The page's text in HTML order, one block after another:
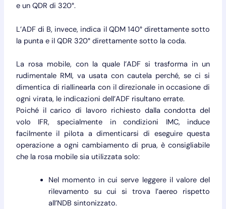
e un QDR di 320°.
L’ADF di B, invece, indica il QDM 140° direttamente sotto
la punta e il QDR 320° direttamente sotto la coda.
La rosa mobile, con la quale l’ADF si trasforma in un
rudimentale RMI, va usata con cautela perché, se ci si
dimentica di riallinearla con il direzionale in occasione di
ogni virata, le indicazioni dell’ADF risultano errate.
Poiché il carico di lavoro richiesto dalla condotta del
volo IFR, specialmente in condizioni IMC, induce
facilmente il pilota a dimenticarsi di eseguire questa
operazione a ogni cambiamento di prua, è consigliabile
che la rosa mobile sia utilizzata solo:
Nel momento in cui serve leggere il valore del
rilevamento su cui si trova l’aereo rispetto
all’NDB sintonizzato.